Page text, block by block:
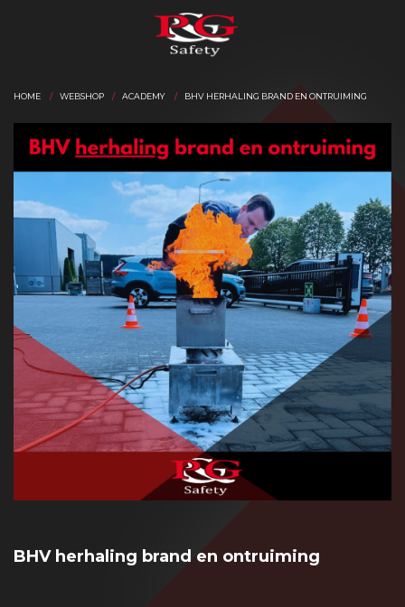
HOME WEBSHOP ACADEMY BHV HERHALING BRAND EN ONTRUIMING
BHV herhaling brand en ontruiming